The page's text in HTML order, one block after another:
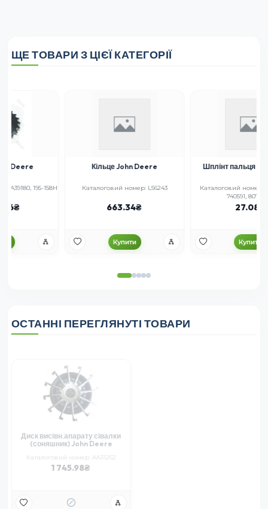
ЩЕ ТОВАРИ З ЦІЄЇ КАТЕГОРІЇ
Кільце John Deere
Каталоговий номер: L56243
Купити
Шплінт пальця шнека Case
Каталоговий номер: 18AP007941,
Купити
ОСТАННІ ПЕРЕГЛЯНУТІ ТОВАРИ
Диск висівн.апарату сівалки
(соняшник) John Deere
Каталоговий номер: AA31262
1 745.98